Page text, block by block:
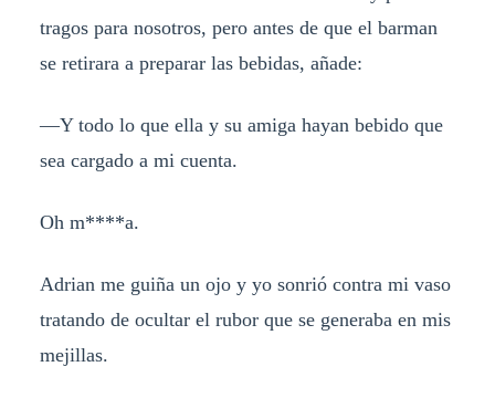
tragos para nosotros, pero antes de que el barman
se retirara a preparar las bebidas, añade:
—Y todo lo que ella y su amiga hayan bebido que
sea cargado a mi cuenta.
Oh m****a.
Adrian me guiña un ojo y yo sonrió contra mi vaso
tratando de ocultar el rubor que se generaba en mis
mejillas.